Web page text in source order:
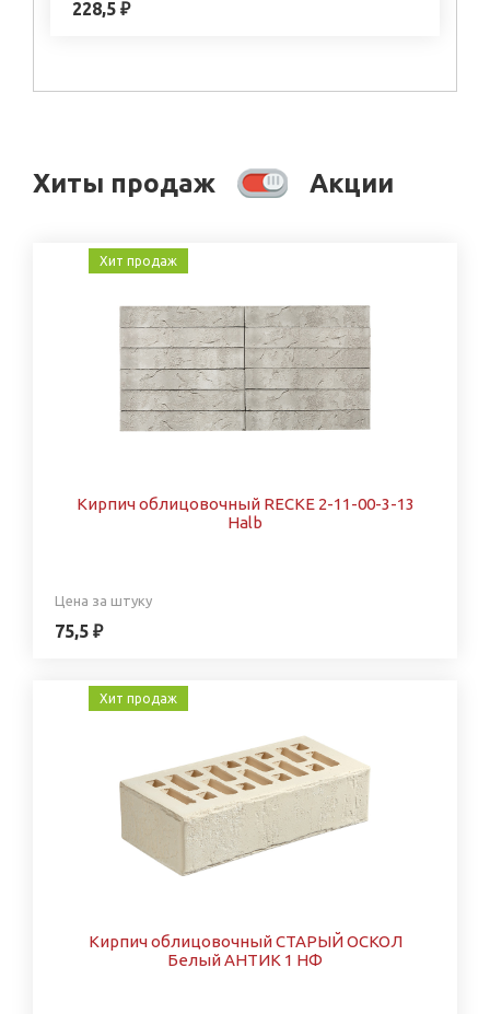
228,5 ₽
Хиты продаж Акции
Хит продаж
Кирпич облицовочный RECKE 2-11-00-3-13
Halb
Цена за штуку
75,5 ₽
Хит продаж
Кирпич облицовочный СТАРЫЙ ОСКОЛ
Белый АНТИК 1 НФ